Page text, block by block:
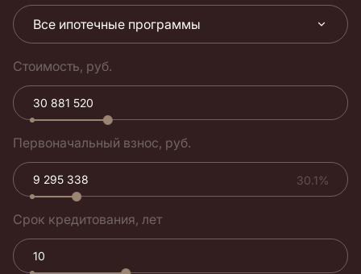
Все ипотечные программы
Стоимость, руб.
Первоначальный взнос, руб.
30.1%
Срок кредитования, лет